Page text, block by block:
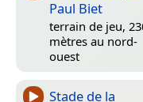
Paul Biet
terrain de jeu,
mètres au nord-
ouest
Stade de la